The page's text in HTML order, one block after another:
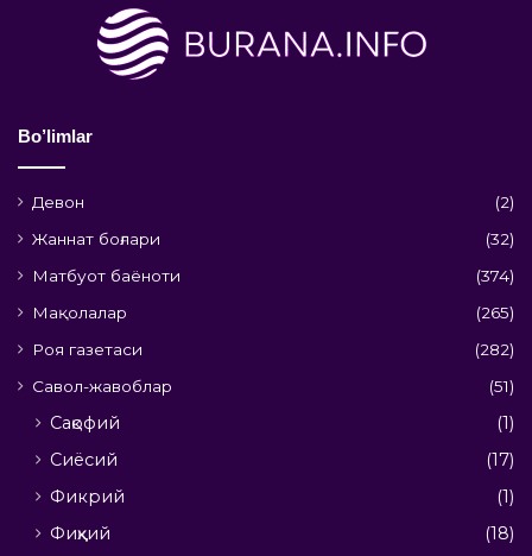
Bo’limlar
Девон
(2)
Жаннат боғлари
(32)
Матбуот баёноти
(374)
Мақолалар
(265)
Роя газетаси
(282)
Савол-жавоблар
(51)
Сақофий
(1)
Сиёсий
(17)
Фикрий
(1)
Фиқҳий
(18)